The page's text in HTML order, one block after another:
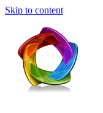
Skip to content